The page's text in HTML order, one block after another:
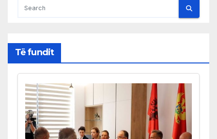
Të fundit